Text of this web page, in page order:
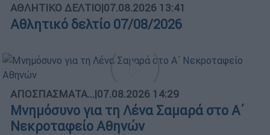
ΑΘΛΗΤΙΚΟ ΔΕΛΤΙΟ|07.08.2026 13:41
Αθλητικό δελτίο 07/08/2026
ΑΠΟΣΠΑΣΜΑΤΑ...|07.08.2026 14:29
Μνημόσυνο για τη Λένα Σαμαρά στο Α΄
Νεκροταφείο Αθηνών